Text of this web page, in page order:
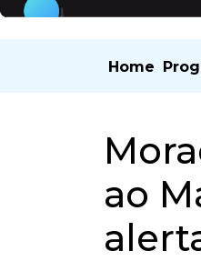
Home
ao